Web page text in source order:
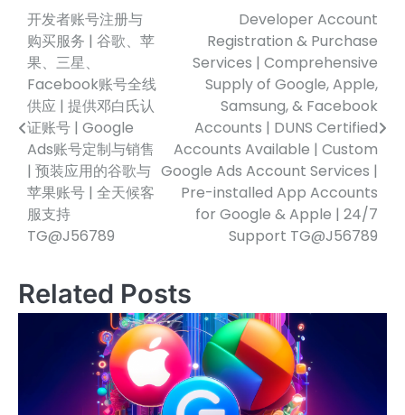
文
章
导
航
开发者账号注册与
购买服务 | 谷歌、苹
果、三星、
Facebook账号全线
供应 | 提供邓白氏认
证账号 | Google
Ads账号定制与销售
| 预装应用的谷歌与
苹果账号 | 全天候客
服支持
TG@J56789
Developer Account
Registration & Purchase
Services | Comprehensive
Supply of Google, Apple,
Samsung, & Facebook
Accounts | DUNS Certified
Accounts Available | Custom
Google Ads Account Services |
Pre-installed App Accounts
for Google & Apple | 24/7
Support TG@J56789
Related Posts